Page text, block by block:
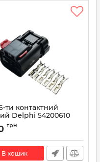
ти контактний
Delphi 54200610
грн
В кошик